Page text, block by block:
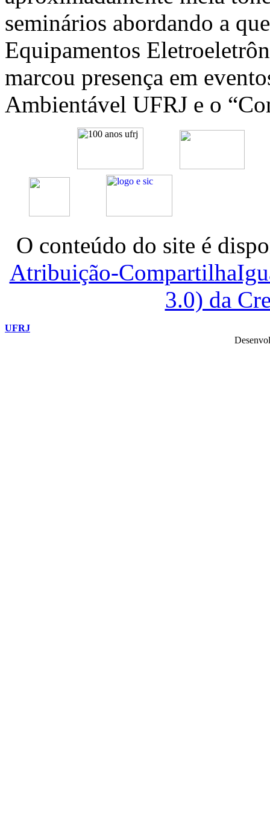
seminários abordando a
Equipamentos
marcou presença em
Ambientável UFRJ e o
O conteúdo do site é
Atribuição-
3.0) da
UFRJ